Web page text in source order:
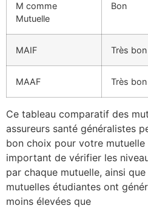
M comme
Mutuelle
Bon
MAIF Très bon
MAAF Très bon
Ce tableau comparatif des
assureurs santé généralistes
bon choix pour votre mutuelle
important de vérifier les
par chaque mutuelle, ainsi
mutuelles étudiantes ont
moins élevées que